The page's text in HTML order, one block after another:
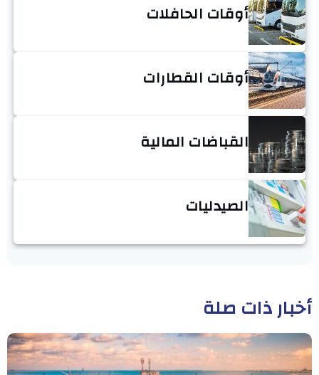
أوقات الحافلات
أوقات القطارات
القباضات المالية
الصيدليات
أخبار ذات صلة